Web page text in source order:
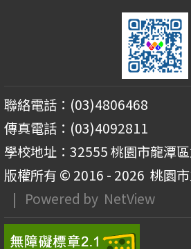
聯絡電話：(03)4806468
傳真電話：(03)4092811
學校地址：32555 桃園市龍潭
版權所有 © 2016 - 2026 桃園
| Powered by NetView